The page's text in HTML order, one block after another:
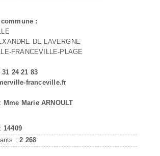
:
DE LAVERGNE
FRANCEVILLE-PLAGE
31 24 21 83
franceville.fr
Mme Marie ARNOULT
14409
:2 268